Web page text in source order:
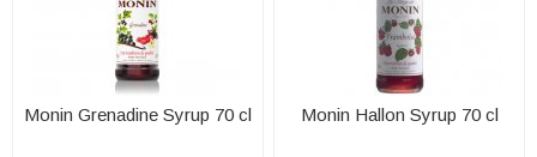
Monin Grenadine Syrup 70 cl Monin Hallon Syrup 70 cl